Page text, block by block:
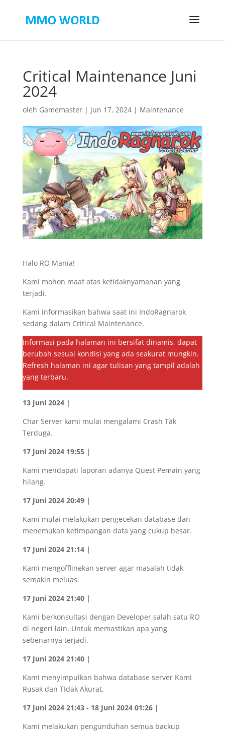
Critical Maintenance Juni
2024
oleh Gamemaster| Jun 17, 2024| Maintenance
Halo RO Mania!
Kami mohon maaf atas ketidaknyamanan yang
terjadi.
Kami informasikan bahwa saat ini IndoRagnarok
sedang dalam Critical Maintenance.
Informasi pada halaman ini bersifat dinamis, dapat
berubah sesuai kondisi yang ada seakurat mungkin.
Refresh halaman ini agar tulisan yang tampil adalah
yang terbaru.
13 Juni 2024 |
Char Server kami mulai mengalami Crash Tak
Terduga.
17 Juni 2024 19:55 |
Kami mendapati laporan adanya Quest Pemain yang
hilang.
17 Juni 2024 20:49 |
Kami mulai melakukan pengecekan database dan
menemukan ketimpangan data yang cukup besar.
17 Juni 2024 21:14 |
Kami mengofflinekan server agar masalah tidak
semakin meluas.
17 Juni 2024 21:40 |
Kami berkonsultasi dengan Developer salah satu RO
di negeri lain. Untuk memastikan apa yang
sebenarnya terjadi.
17 Juni 2024 21:40 |
Kami menyimpulkan bahwa database server Kami
Rusak dan TIdak Akurat.
17 Juni 2024 21:43 - 18 Juni 2024 01:26 |
Kami melakukan pengunduhan semua backup